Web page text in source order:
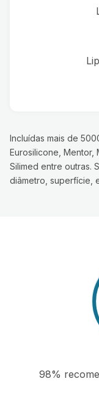
Incluídas mais de
Eurosilicone, Mentor,
Silimed entre outras.
diâmetro, superfície,
98%